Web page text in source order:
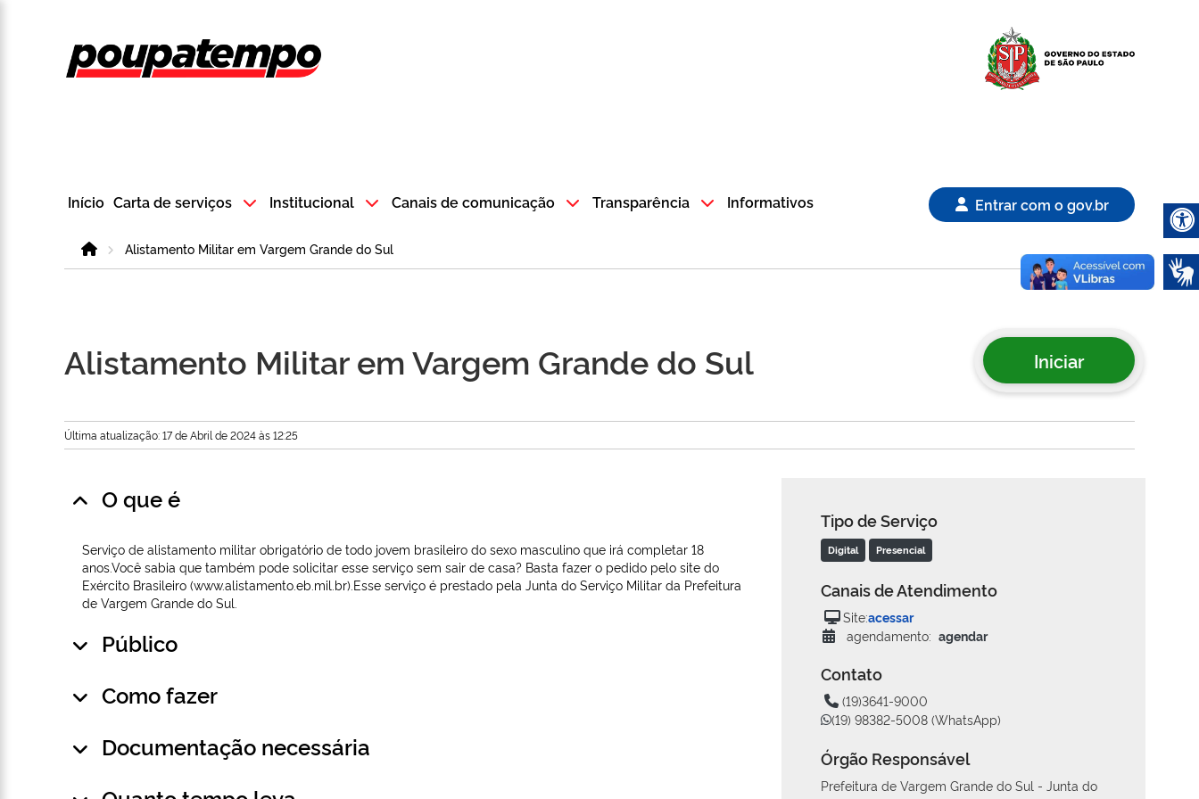
Logo do Poupatempo SP GOV BR direciona para a página inicial
Início Carta de serviços Institucional Canais de comunicação Transparência Informativos Entrar com o gov.br
HomeAlistamento Militar em Vargem Grande do Sul
Alistamento Militar em Vargem Grande do Sul Iniciar
Última atualização: 17 de Abril de 2024 às 12:25
O que é
Serviço de alistamento militar obrigatório de todo jovem brasileiro do sexo masculino que irá completar 18
anos.Você sabia que também pode solicitar esse serviço sem sair de casa? Basta fazer o pedido pelo site do
Exército Brasileiro (www.alistamento.eb.mil.br).Esse serviço é prestado pela Junta do Serviço Militar da Prefeitura
de Vargem Grande do Sul.
Público
Como fazer
Documentação necessária
Tipo de Serviço
Digital Presencial
Canais de Atendimento
Site:acessar
agendamento: agendar
Contato
(19)3641-9000
(19) 98382-5008 (WhatsApp)
Órgão Responsável
Prefeitura de Vargem Grande do Sul - Junta do